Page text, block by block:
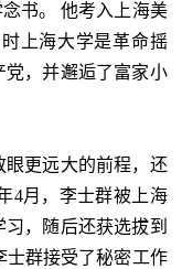
书。 他考入上海美
上海大学是革命摇
，并邂逅了富家小
更远大的前程，还
4月，李士群被上海
，随后还获选拔到
士群接受了秘密工作